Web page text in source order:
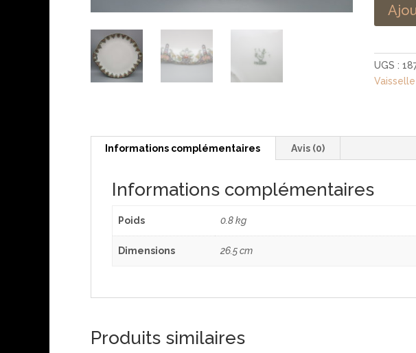
UGS :
Vaisselle
Informations complémentaires Avis (0)
Informations complémentaires
Poids 0.8 kg
Dimensions 26.5 cm
Produits similaires